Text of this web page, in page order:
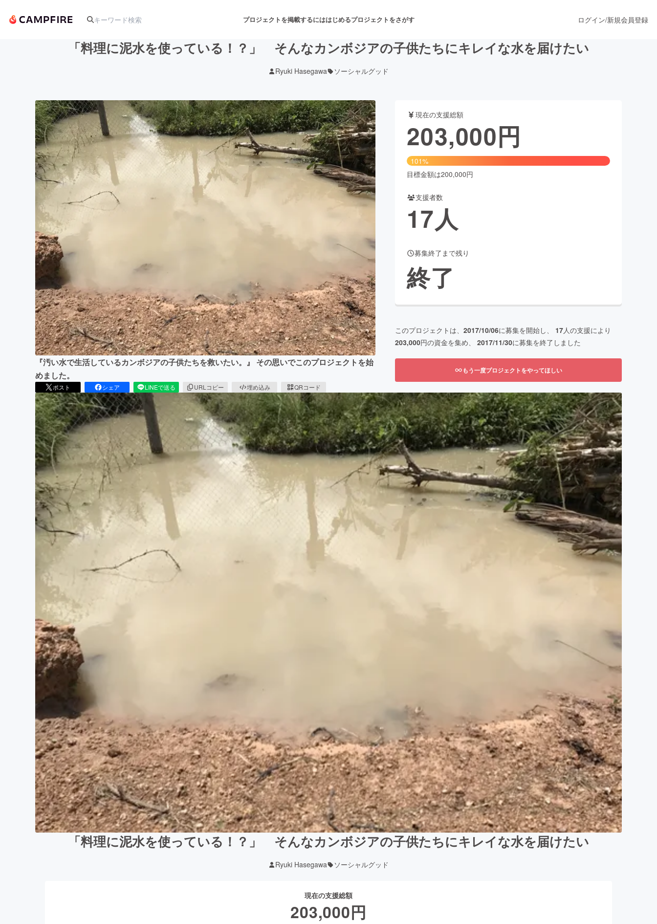
プロジェクトを掲載するにははじめるプロジェクトをさがす
アート・写真 音楽 舞台・パフォーマンス
テクノロジー・ガジェット ゲーム・サービス開発 フード・飲食店 ファッション
映像・映画 書籍・雑誌出版 アニメ・漫画
ビジネス・起業 ビューティー・ヘルスケア
CAMPFIRE Creation
CAMPFIREふるさと納税machi-ya コミュニティ
ログイン/新規会員登録
「料理に泥水を使っている！？」 そんなカンボジアの子供たちにキレイな水を届けたい
Ryuki Hasegawa ソーシャルグッド
『汚い水で生活しているカンボジアの子供たちを救いたい。』 その思いでこのプロジェクトを始
めました。
ポスト シェア LINEで送る URLコピー 埋め込み QRコード
現在の支援総額
203,000円
101%
目標金額は200,000円
支援者数
17人
募集終了まで残り
終了
このプロジェクトは、 2017/10/06に募集を開始し、 17人の支援により
203,000円の資金を集め、 2017/11/30に募集を終了しました
もう一度プロジェクトをやってほしい
「料理に泥水を使っている！？」 そんなカンボジアの子供たちにキレイな水を届けたい
Ryuki Hasegawa ソーシャルグッド
現在の支援総額
203,000円